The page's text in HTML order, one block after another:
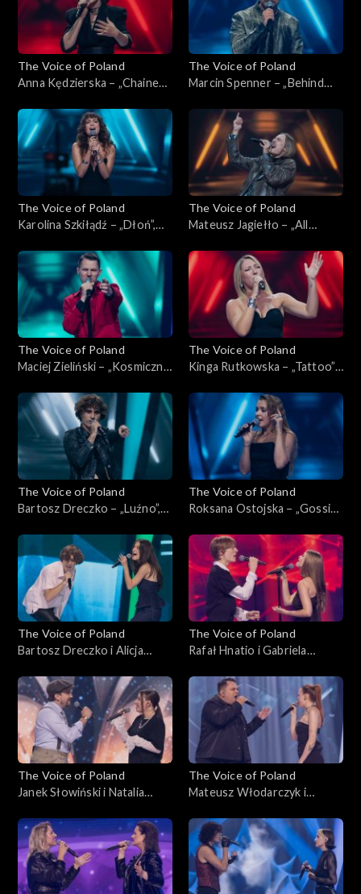
The Voice of Poland
Anna Kędzierska – „Chained
of Poland”, Nokaut, 1
listopada 2025
The Voice of Poland
Marcin Spenner – „Behind
Poland”, Nokaut, 1 listopada
2025
The Voice of Poland
Karolina Szkiłądź – „Dłoń”,
Nokaut, 1 listopada 2025
The Voice of Poland
Mateusz Jagiełło – „All
Poland”, Nokaut, 1 listopada
2025
The Voice of Poland
Maciej Zieliński – „Kosmiczne
Poland”, Nokaut, 1 listopada
2025
The Voice of Poland
Kinga Rutkowska – „Tattoo”,
Nokaut, 1 listopada 2025
The Voice of Poland
Bartosz Dreczko – „Luźno”,
Nokaut, 1 listopada 2025
The Voice of Poland
Roksana Ostojska – „Gossip”,
Nokaut, 1 listopada 2025
The Voice of Poland
Bartosz Dreczko i Alicja
nie mówię nie”, „The Voice of
Poland”, Bitwy, 25
października 2025
The Voice of Poland
Rafał Hnatio i Gabriela
Golarza”, „The Voice of
Poland”, Bitwy, 25
października 2025
The Voice of Poland
Janek Słowiński i Natalia
Seen the Rain”, „The Voice of
Poland”, Bitwy, 25
października 2025
The Voice of Poland
Mateusz Włodarczyk i
„The Voice of Poland”, Bitwy,
25 października 2025